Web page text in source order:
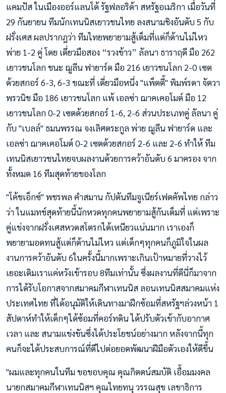
แคมปัส ในเมืองออร์แลนโด้ รัฐฟลอริด้า สหรัฐอเมริกา เมื่อวันที่
29 กันยายน ทีมนักเทนนิสเยาวชนไทย ลงสนามชิงอันดับ 5 กับ
ฝรั่งเศส ผลปรากฎว่า ทีมไทยพยายามสู้เต็มที่แต่ก็ต้านไม่ไหว
พ่าย 1-2 คู่ โดย เดี่ยวมือสอง “รวงข้าว” ลัลนา ธาราฤดี มือ 262
เยาวชนโลก ชนะ ฌูลีน ฟายาร์ด มือ 216 เยาวชนโลก 2-0 เซต
ด้วยสกอร์ 6-3, 6-3 ขณะที่ เดี่ยวมือหนึ่ง "แพ็ตตี้" พิมพ์รดา จัตวา
พรวนิช มือ 186 เยาวชนโลก แพ้ เอลซ่า ฌาคเคอโมต์ มือ 12
เยาวชนโลก 0-2 เซตด้วยสกอร์ 1-6, 2-6 ส่วนประเภทคู่ ลัลนา คู่
กับ "เบลล์" ธมนพรรณ จงเลิศตระกูล พ่าย ฌูลีน ฟายาร์ด และ
เอลซ่า ฌาคเคอโมต์ 0-2 เซตด้วยสกอร์ 2-6 และ 2-6 ทำให้ ทีม
เทนนิสเยาวชนไทยจบผลงานด้วยการคว้าอันดับ 6 มาครอง จาก
ทั้งหมด 16 ทีมสุดท้ายของโลก
"โค้ชเอ็กซ์" พชรพล คำสมาน กัปตันทีมจูเนียร์เฟดคัพไทย กล่าว
ว่า ในแมทช์สุดท้ายนี้นักหวดทุกคนพยายามสู้กันเต็มที่ แต่เพราะ
คู่แข่งจากฝรั่งเศสหวดสโตรกได้เหนียวแน่นมาก เราเองก็
พยายามอดทนสู้แต่ก็ต้านไม่ไหว แต่เด็กๆทุกคนก็ภูมิใจในผล
งานการคว้าอันดับ 6ในครั้งนี้มากเพราะเกินเป้าหมายที่วางไว้
เยอะเดิมเราแค่หวังเข้ารอบ 8ทีมเท่านั้น ซึ่งผลงานที่ดีนี่ก็มาจาก
การได้รับโอกาสจากสมาคมกีฬาเทนนิส ลอนเทนนิสสมาคมแห่ง
ประเทศไทย ที่ได้อนุมัติให้เดินทางมาฝึกซ้อมที่สหรัฐฯล่วงหน้า 1
สัปดาห์ทำให้เด็กๆได้ซ้อมที่คอร์ทดิน ได้ปรับตัวเข้ากับอากาศ
เวลา และ สนามแข่งขันซึ่งได้ประโยชน์อย่างมาก หลังจากนี้ทุก
คนก็จะได้ประสบการณ์ที่ดีไปต่อยอดพัฒนาฝีมือตัวเองให้ดีขึ้น
"ผมและทุกคนในทีม ขอขอบคุณ คุณกิตตน์สมบัติ เอื้อมมงคล
นายกสมาคมกีฬาเทนนิสฯ คุณไทยทนุ วรรณสุข เลขาธิการ